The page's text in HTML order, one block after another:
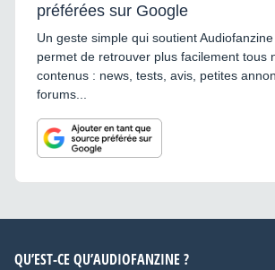
préférées sur Google
Un geste simple qui soutient
permet de retrouver plus facilement tous
contenus : news, tests, avis, petites
forums...
QU’EST-CE QU’AUDIOFANZINE ?